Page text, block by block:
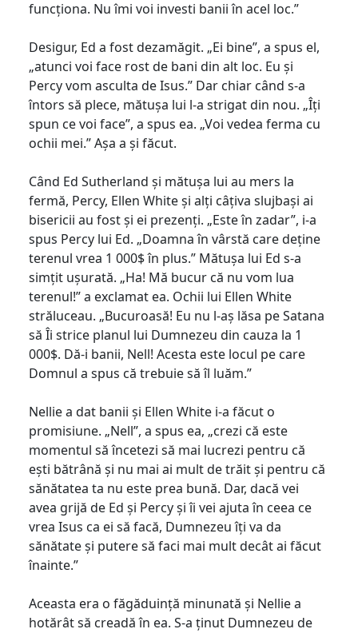
funcționa. Nu îmi voi investi banii în acel loc.”
Desigur, Ed a fost dezamăgit. „Ei bine”, a spus el,
„atunci voi face rost de bani din alt loc. Eu și
Percy vom asculta de Isus.” Dar chiar când s-a
întors să plece, mătușa lui l-a strigat din nou. „Îți
spun ce voi face”, a spus ea. „Voi vedea ferma cu
ochii mei.” Așa a și făcut.
Când Ed Sutherland și mătușa lui au mers la
fermă, Percy, Ellen White și alți câțiva slujbași ai
bisericii au fost și ei prezenți. „Este în zadar”, i-a
spus Percy lui Ed. „Doamna în vârstă care deține
terenul vrea 1 000$ în plus.” Mătușa lui Ed s-a
simțit ușurată. „Ha! Mă bucur că nu vom lua
terenul!” a exclamat ea. Ochii lui Ellen White
străluceau. „Bucuroasă! Eu nu l-aș lăsa pe Satana
să Îi strice planul lui Dumnezeu din cauza la 1
000$. Dă-i banii, Nell! Acesta este locul pe care
Domnul a spus că trebuie să îl luăm.”
Nellie a dat banii și Ellen White i-a făcut o
promisiune. „Nell”, a spus ea, „crezi că este
momentul să încetezi să mai lucrezi pentru că
ești bătrână și nu mai ai mult de trăit și pentru că
sănătatea ta nu este prea bună. Dar, dacă vei
avea grijă de Ed și Percy și îi vei ajuta în ceea ce
vrea Isus ca ei să facă, Dumnezeu îți va da
sănătate și putere să faci mai mult decât ai făcut
înainte.”
Aceasta era o făgăduință minunată și Nellie a
hotărât să creadă în ea. S-a ținut Dumnezeu de